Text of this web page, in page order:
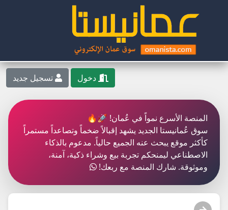
دخول تسجيل جديد
المنصة الأسرع نمواً في عُمان! 🚀🔥
سوق عُمانيستا الجديد يشهد إقبالاً ضخماً وتصاعداً مستمراً
كأكثر موقع يبحث عنه الجميع حالياً. مدعوم بالذكاء
الاصطناعي ليمنحكم تجربة بيع وشراء ذكية، آمنة،
وموثوقة. شارك المنصة مع ربعك!